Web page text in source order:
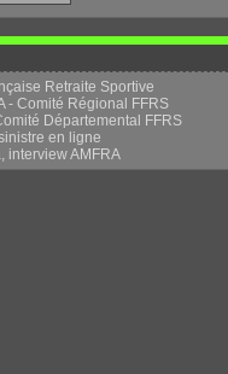
Retraite Sportive
- Comité Régional FFRS
Départemental FFRS
en ligne
interview AMFRA